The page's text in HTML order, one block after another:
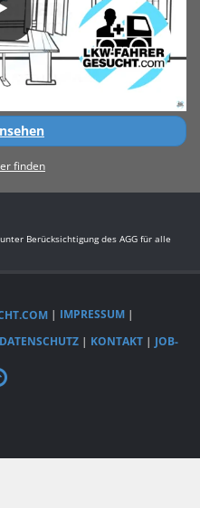
finden
Berücksichtigung des AGG für alle
| IMPRESSUM |
DATENSCHUTZ | KONTAKT | JOB-